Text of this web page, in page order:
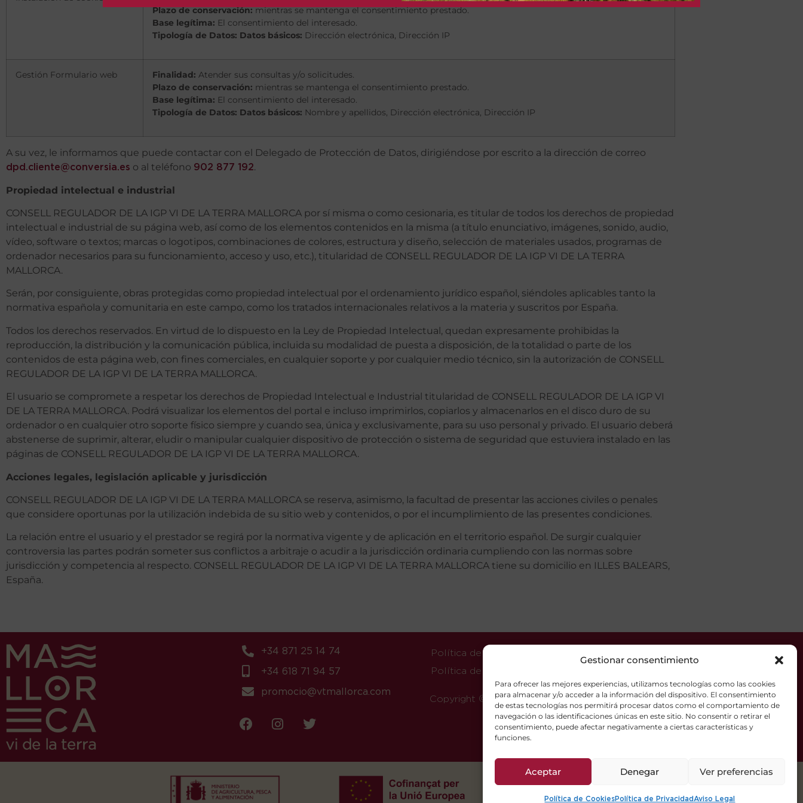
Gestionar consentimiento
Para ofrecer las mejores experiencias, utilizamos tecnologías como las cookies
para almacenar y/o acceder a la información del dispositivo. El consentimiento
de estas tecnologías nos permitirá procesar datos como el comportamiento de
navegación o las identificaciones únicas en este sitio. No consentir o retirar el
consentimiento, puede afectar negativamente a ciertas características y
funciones.
Aceptar Denegar Ver preferencias
Política de CookiesPolítica de Privacidad Aviso Legal
Plazo de conservación:mientras se mantenga el consentimiento prestado.
Base legítima: El consentimiento del interesado.
Tipología de Datos: Datos básicos: Dirección electrónica, Dirección IP
Gestión Formulario web Finalidad: Atender sus consultas y/o solicitudes.
Plazo de conservación: mientras se mantenga el consentimiento prestado.
Base legítima: El consentimiento del interesado.
Tipología de Datos: Datos básicos: Nombre y apellidos, Dirección electrónica, Dirección IP
A su vez, le informamos que puede contactar con el Delegado de Protección de Datos, dirigiéndose por escrito a la dirección de correo
dpd.cliente@conversia.es o al teléfono 902 877 192.
Propiedad intelectual e industrial
CONSELL REGULADOR DE LA IGP VI DE LA TERRA MALLORCA por sí misma o como cesionaria, es titular de todos los derechos de propiedad
intelectual e industrial de su página web, así como de los elementos contenidos en la misma (a título enunciativo, imágenes, sonido, audio,
vídeo, software o textos; marcas o logotipos, combinaciones de colores, estructura y diseño, selección de materiales usados, programas de
ordenador necesarios para su funcionamiento, acceso y uso, etc.), titularidad de CONSELL REGULADOR DE LA IGP VI DE LA TERRA
MALLORCA.
Serán, por consiguiente, obras protegidas como propiedad intelectual por el ordenamiento jurídico español, siéndoles aplicables tanto la
normativa española y comunitaria en este campo, como los tratados internacionales relativos a la materia y suscritos por España.
Todos los derechos reservados. En virtud de lo dispuesto en la Ley de Propiedad Intelectual, quedan expresamente prohibidas la
reproducción, la distribución y la comunicación pública, incluida su modalidad de puesta a disposición, de la totalidad o parte de los
contenidos de esta página web, con fines comerciales, en cualquier soporte y por cualquier medio técnico, sin la autorización de CONSELL
REGULADOR DE LA IGP VI DE LA TERRA MALLORCA.
El usuario se compromete a respetar los derechos de Propiedad Intelectual e Industrial titularidad de CONSELL REGULADOR DE LA IGP VI
DE LA TERRA MALLORCA. Podrá visualizar los elementos del portal e incluso imprimirlos, copiarlos y almacenarlos en el disco duro de su
ordenador o en cualquier otro soporte físico siempre y cuando sea, única y exclusivamente, para su uso personal y privado. El usuario deberá
abstenerse de suprimir, alterar, eludir o manipular cualquier dispositivo de protección o sistema de seguridad que estuviera instalado en las
páginas de CONSELL REGULADOR DE LA IGP VI DE LA TERRA MALLORCA.
Acciones legales, legislación aplicable y jurisdicción
CONSELL REGULADOR DE LA IGP VI DE LA TERRA MALLORCA se reserva, asimismo, la facultad de presentar las acciones civiles o penales
que considere oportunas por la utilización indebida de su sitio web y contenidos, o por el incumplimiento de las presentes condiciones.
La relación entre el usuario y el prestador se regirá por la normativa vigente y de aplicación en el territorio español. De surgir cualquier
controversia las partes podrán someter sus conflictos a arbitraje o acudir a la jurisdicción ordinaria cumpliendo con las normas sobre
jurisdicción y competencia al respecto. CONSELL REGULADOR DE LA IGP VI DE LA TERRA MALLORCA tiene su domicilio en ILLES BALEARS,
España.
+34 871 25 14 74
+34 618 71 94 57
promocio@vtmallorca.com
Política de Cookies
Política de Privacidad
Copyright © 2025, Vi de la Terra Mallorca